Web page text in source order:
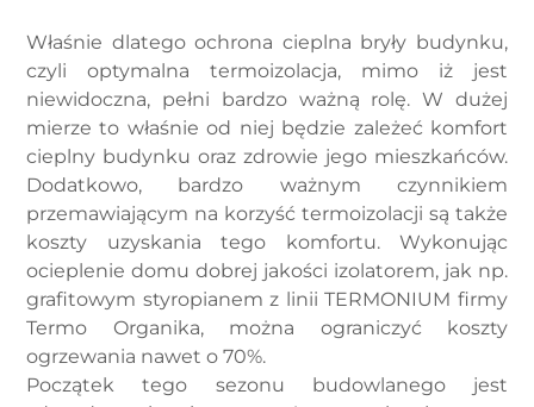
Właśnie dlatego ochrona cieplna bryły budynku,
czyli optymalna termoizolacja, mimo iż jest
niewidoczna, pełni bardzo ważną rolę. W dużej
mierze to właśnie od niej będzie zależeć komfort
cieplny budynku oraz zdrowie jego mieszkańców.
Dodatkowo, bardzo ważnym czynnikiem
przemawiającym na korzyść termoizolacji są także
koszty uzyskania tego komfortu. Wykonując
ocieplenie domu dobrej jakości izolatorem, jak np.
grafitowym styropianem z linii TERMONIUM firmy
Termo Organika, można ograniczyć koszty
ogrzewania nawet o 70%.
Początek tego sezonu budowlanego jest